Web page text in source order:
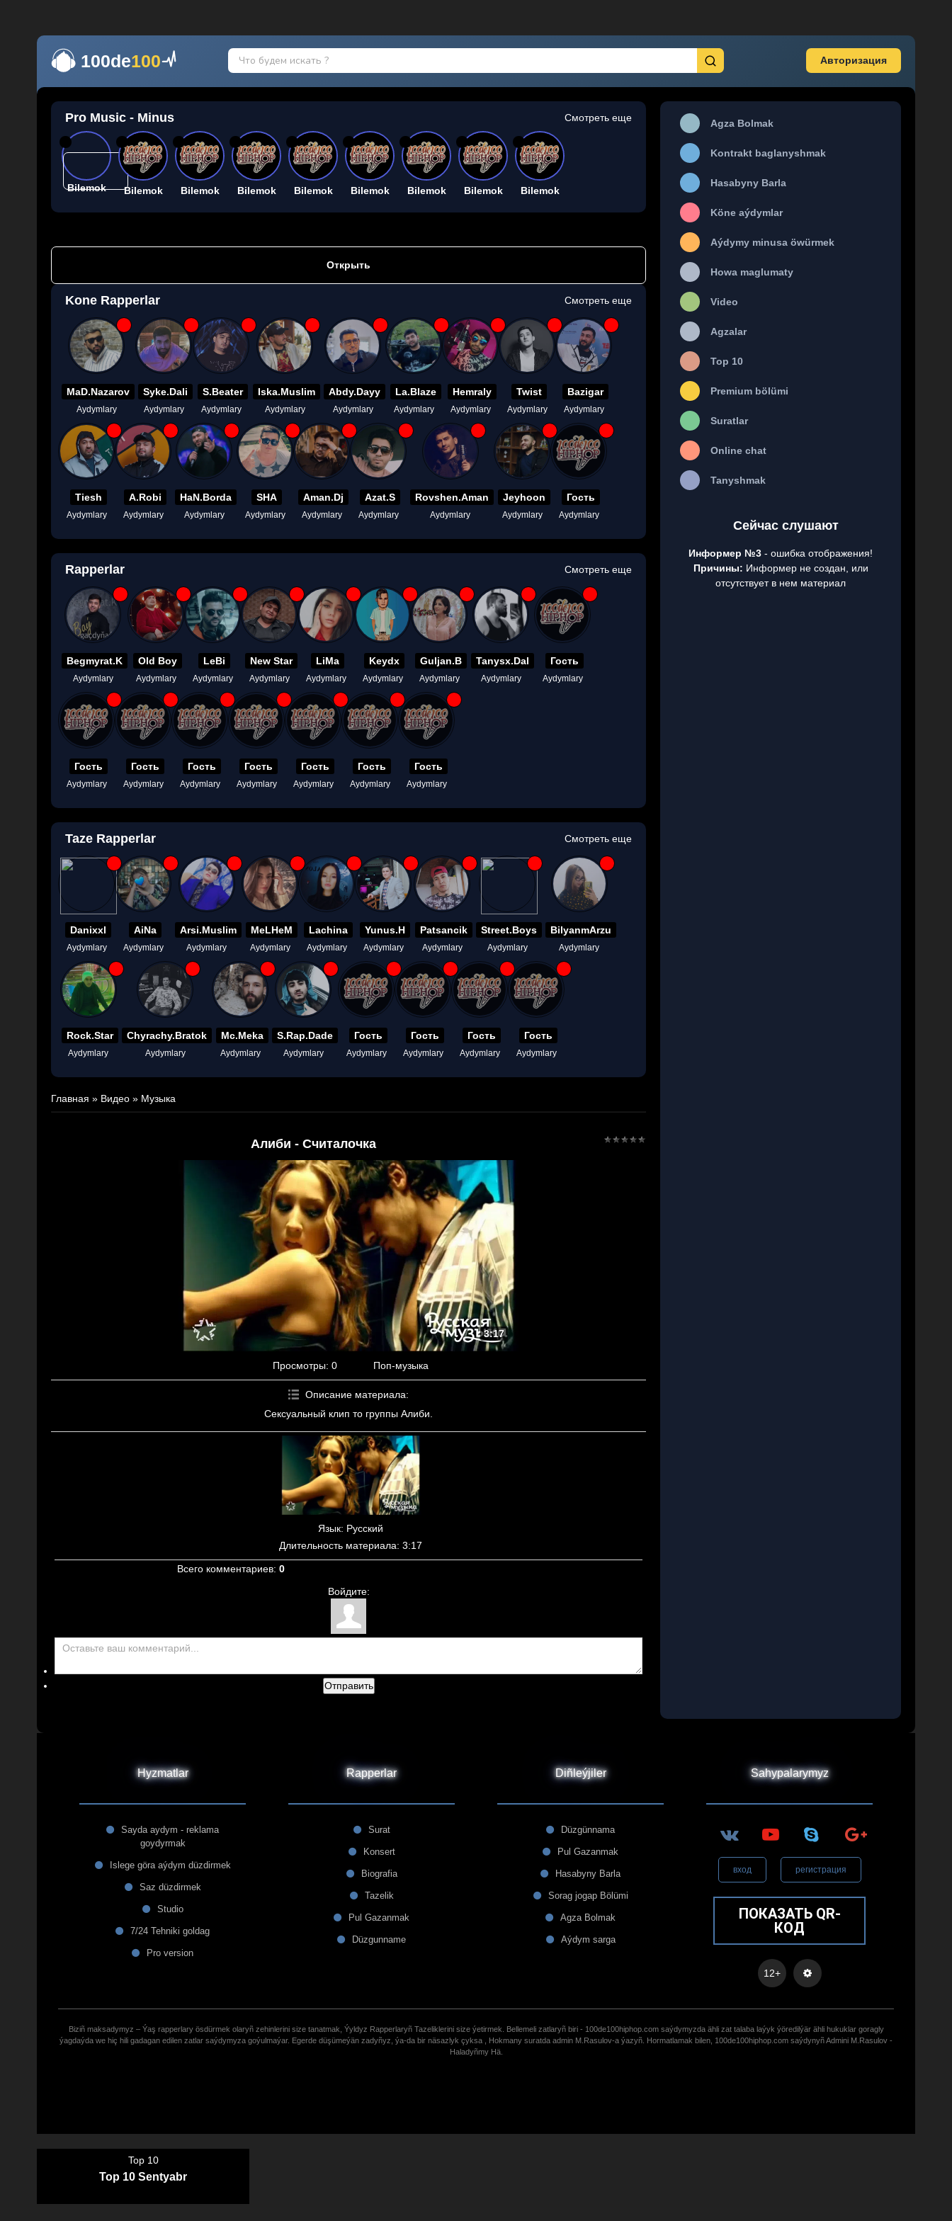
100de100 Авторизация
Pro Music - Minus Смотреть еще
Bilemok Bilemok Bilemok Bilemok Bilemok Bilemok Bilemok Bilemok Bilemok
Открыть
Kone Rapperlar Смотреть еще
MaD.Nazarov
Aydymlary
Syke.Dali
Aydymlary
S.Beater
Aydymlary
Iska.Muslim
Aydymlary
Abdy.Dayy
Aydymlary
La.Blaze
Aydymlary
Hemraly
Aydymlary
Twist
Aydymlary
Bazigar
Aydymlary
Tiesh
Aydymlary
A.Robi
Aydymlary
HaN.Borda
Aydymlary
SHA
Aydymlary
Aman.Dj
Aydymlary
Azat.S
Aydymlary
Rovshen.Aman
Aydymlary
Jeyhoon
Aydymlary
Гость
Aydymlary
Rapperlar Смотреть еще
Begmyrat.K
Aydymlary
Old Boy
Aydymlary
LeBi
Aydymlary
New Star
Aydymlary
LiMa
Aydymlary
Keydx
Aydymlary
Guljan.B
Aydymlary
Tanysx.Dal
Aydymlary
Гость
Aydymlary
Гость
Aydymlary
Гость
Aydymlary
Гость
Aydymlary
Гость
Aydymlary
Гость
Aydymlary
Гость
Aydymlary
Гость
Aydymlary
Taze Rapperlar Смотреть еще
Danixxl
Aydymlary
AiNa
Aydymlary
Arsi.Muslim
Aydymlary
MeLHeM
Aydymlary
Lachina
Aydymlary
Yunus.H
Aydymlary
Patsancik
Aydymlary
Street.Boys
Aydymlary
BilyanmArzu
Aydymlary
Rock.Star
Aydymlary
Chyrachy.Bratok
Aydymlary
Mc.Meka
Aydymlary
S.Rap.Dade
Aydymlary
Гость
Aydymlary
Гость
Aydymlary
Гость
Aydymlary
Гость
Aydymlary
Главная » Видео » Музыка
Алиби - Считалочка
3:17
Просмотры: 0 Поп-музыка
Описание материала:
Сексуальный клип то группы Алиби.
Язык: Русский
Длительность материала: 3:17
Всего комментариев: 0
Войдите:
Отправить
Agza Bolmak
Kontrakt baglanyshmak
Hasabyny Barla
Köne aýdymlar
Aýdymy minusa öwürmek
Howa maglumaty
Video
Agzalar
Top 10
Premium bölümi
Suratlar
Online chat
Tanyshmak
Сейчас слушают
Информер №3 - ошибка отображения!
Причины: Информер не создан, или
отсутствует в нем материал
Hyzmatlar
Sayda aydym - reklama
goydyrmak
Islege göra aýdym düzdirmek
Saz düzdirmek
Studio
7/24 Tehniki goldag
Pro version
Rapperlar
Surat
Konsert
Biografia
Tazelik
Pul Gazanmak
Düzgunname
Diñleýjiler
Düzgünnama
Pul Gazanmak
Hasabyny Barla
Sorag jogap Bölümi
Agza Bolmak
Aýdym sarga
Sahypalarymyz
вход регистрация
ПОКАЗАТЬ QR-
КОД
12+
Biziñ maksadymyz – Ýaş rapperlary ösdürmek olaryñ zehinlerini size tanatmak, Ýyldyz Rapperlaryñ Tazeliklerini size ýetirmek. Bellemeli zatlaryñ biri - 100de100hiphop.com saýdymyzda ähli zat talaba laýyk ýöredilýär ähli hukuklar goragly
ýagdaýda we hiç hili gadagan edilen zatlar saýdymyza goýulmaýar. Egerde düşümeýän zadyñyz, ýa-da bir näsazlyk çyksa , Hokmany suratda admin M.Rasulov-a ýazyñ. Hormatlamak bilen, 100de100hiphop.com saýdynyñ Admini M.Rasulov -
Haladyñmy Hä.
Top 10
Top 10 Sentyabr